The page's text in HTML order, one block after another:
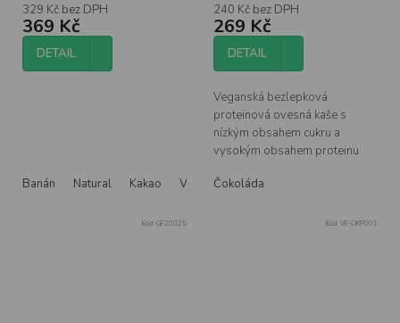
329 Kč bez DPH
369 Kč
DETAIL
Banán Natural Kakao Vanilka
240 Kč bez DPH
269 Kč
DETAIL
Veganská bezlepková
proteinová ovesná kaše s
nízkým obsahem cukru a
vysokým obsahem proteinu
Čokoláda
Kód: GF20025 Kód: VE-OKP001